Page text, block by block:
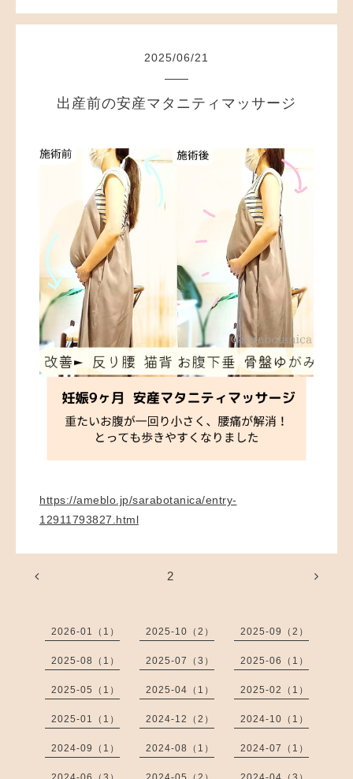
2025/06/21
出産前の安産マタニティマッサージ
https://ameblo.jp/sarabotanica/entry-
12911793827.html
2
2026-01（1） 2025-10（2） 2025-09（2）
2025-08（1） 2025-07（3） 2025-06（1）
2025-05（1） 2025-04（1） 2025-02（1）
2025-01（1） 2024-12（2） 2024-10（1）
2024-09（1） 2024-08（1） 2024-07（1）